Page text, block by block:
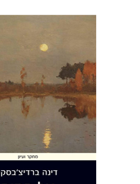
דינה ברדיצ'בסקי
הנחת אתר ספר מודפס